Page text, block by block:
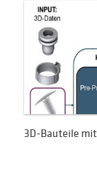
3D-Bauteile